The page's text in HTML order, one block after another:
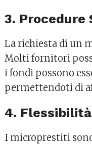
3. Procedure
La richiesta di un
Molti fornitori
i fondi possono
permettendoti di
4. Flessibilità
I microprestiti